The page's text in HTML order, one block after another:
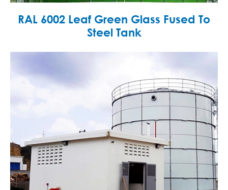
RAL 6002 Leaf Green Glass Fused To
Steel Tank